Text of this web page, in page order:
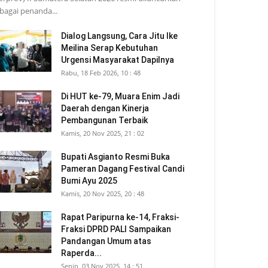
penanda...
Dialog Langsung, Cara Jitu Ike
Meilina Serap Kebutuhan
Urgensi Masyarakat Dapilnya
Rabu, 18 Feb 2026, 10 : 48
Di HUT ke-79, Muara Enim Jadi
Daerah dengan Kinerja
Pembangunan Terbaik
Kamis, 20 Nov 2025, 21 : 02
Bupati Asgianto Resmi Buka
Pameran Dagang Festival Candi
Bumi Ayu 2025
Kamis, 20 Nov 2025, 20 : 48
Rapat Paripurna ke-14, Fraksi-
Fraksi DPRD PALI Sampaikan
Pandangan Umum atas
Raperda...
Senin, 03 Nov 2025, 14 : 51